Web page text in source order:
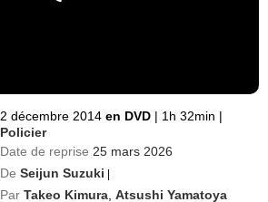
2 décembre 2014 en DVD | 1h 32min |
Policier
Date de reprise 25 mars 2026
De Seijun Suzuki |
Par Takeo Kimura ,Atsushi Yamatoya